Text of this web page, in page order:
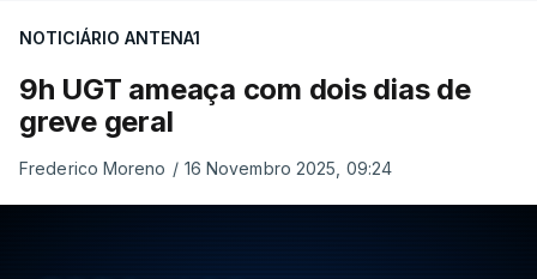
9h UGT ameaça com
NOTICIÁRIO ANTENA1
9h UGT ameaça com dois dias de
greve geral
Frederico Moreno / 16 Novembro 2025, 09:24